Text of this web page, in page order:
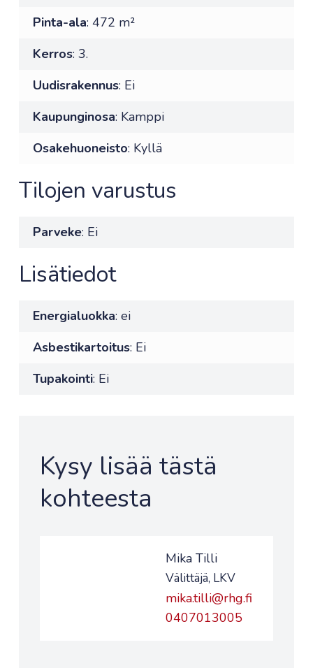
Pinta-ala: 472 m²
Kerros: 3.
Uudisrakennus: Ei
Kaupunginosa: Kamppi
Osakehuoneisto: Kyllä
Tilojen varustus
Parveke: Ei
Lisätiedot
Energialuokka: ei
Asbestikartoitus: Ei
Tupakointi: Ei
Kysy lisää tästä
kohteesta
Mika Tilli
Välittäjä, LKV
mika.tilli@rhg.fi
0407013005